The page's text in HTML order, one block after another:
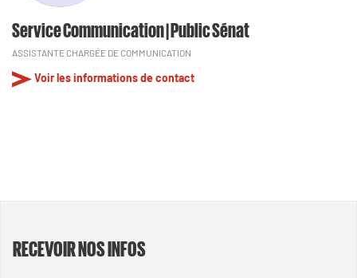
Service Communication | Public Sénat
ASSISTANTE CHARGÉE DE COMMUNICATION
Voir les informations de contact
RECEVOIR NOS INFOS